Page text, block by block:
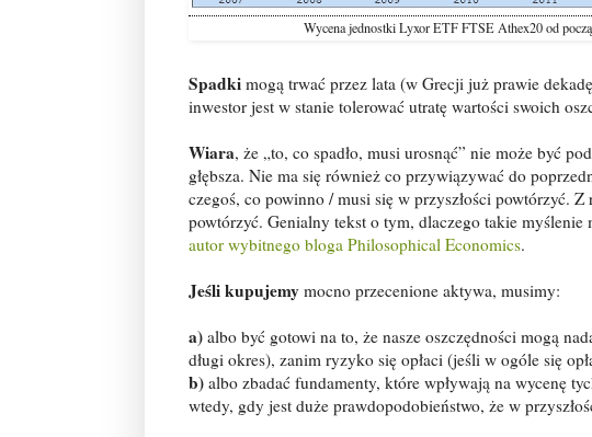
Wycena jednostki Lyxor ETF FTSE Athex20 od
Spadki mogą trwać przez lata (w Grecji już prawie
inwestor jest w stanie tolerować utratę wartości swoich
Wiara, że „to, co spadło, musi urosnąć” nie może być
głębsza. Nie ma się również co przywiązywać do
czegoś, co powinno / musi się w przyszłości powtórzyć.
powtórzyć. Genialny tekst o tym, dlaczego takie myślenie
autor wybitnego bloga Philosophical Economics.
Jeśli kupujemy mocno przecenione aktywa, musimy:
a) albo być gotowi na to, że nasze oszczędności mogą
długi okres), zanim ryzyko się opłaci (jeśli w ogóle się
b) albo zbadać fundamenty, które wpływają na wycenę
wtedy, gdy jest duże prawdopodobieństwo, że w